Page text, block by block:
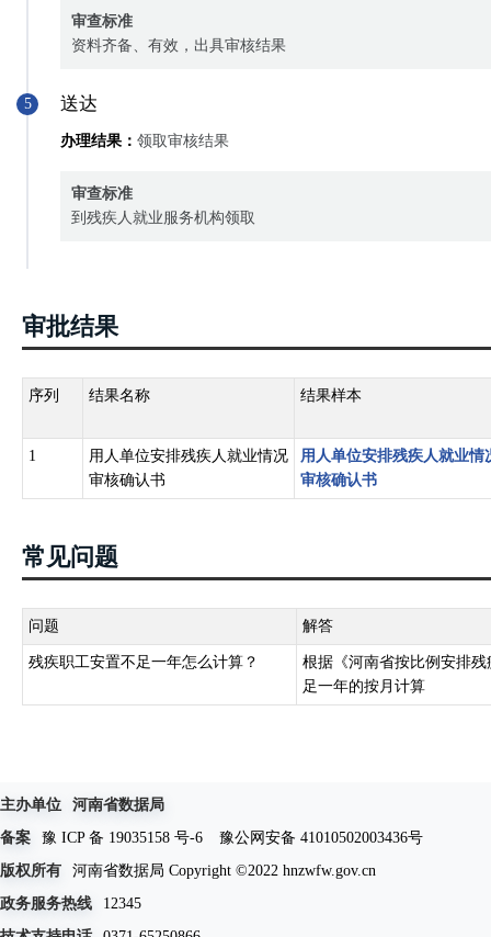
审查标准
资料齐备、有效，出具审核结果
5 送达
办理结果： 领取审核结果
审查标准
到残疾人就业服务机构领取
审批结果
序列 结果名称 结果样本
1
用人单位安排残疾人就业情况
审核确认书
用人单位安排残疾人就业情
审核确认书
常见问题
问题 解答
残疾职工安置不足一年怎么计算？
根据《河南省按比例安排
足一年的按月计算
主办单位
河南省数据局
备案
豫 ICP 备 19035158 号-6
豫公网安备 41010502003436号
版权所有
河南省数据局 Copyright ©2022 hnzwfw.gov.cn
政务服务热线
12345